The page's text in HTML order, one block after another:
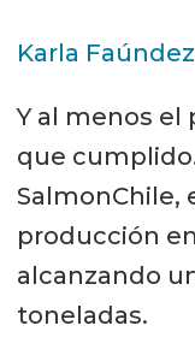
Karla Faúndez
Y al menos el
que
SalmonChile,
producción en
alcanzando
toneladas.